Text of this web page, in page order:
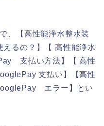
、【高性能浄水整水装
るの？】【 高性能浄水
支払い方法】【 高性
支払い】【高性
エラー】とい